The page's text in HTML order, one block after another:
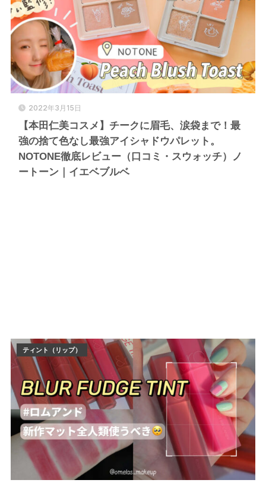
2022年3月15日
【本田仁美コスメ】チークに眉毛、涙袋まで！最
強の捨て色なし最強アイシャドウパレット。
NOTONE徹底レビュー（口コミ・スウォッチ）ノ
ートーン｜イエベブルベ
ティント（リップ）